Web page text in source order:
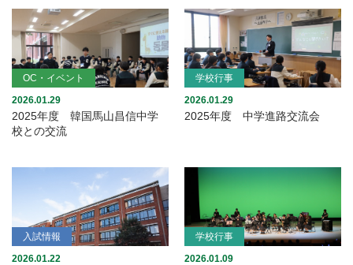
OC・イベント
2026.01.29
2025年度 韓国馬山昌信中学
校との交流
学校行事
2026.01.29
2025年度 中学進路交流会
入試情報
2026.01.22
学校行事
2026.01.09